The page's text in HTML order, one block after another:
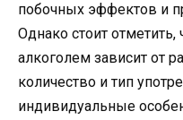
побочных эффектов и
Однако стоит отметить,
алкоголем зависит от
количество и тип
индивидуальные